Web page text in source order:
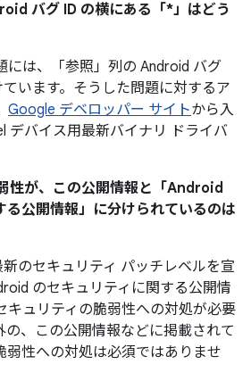
バグ ID の横にある「*」はどう
には、「参照」列の Android バグ
います。そうした問題に対するア
Google デベロッパー サイトから入
デバイス用最新バイナリ ドライバ
性が、この公開情報と「Android
る公開情報」に分けられているのは
のセキュリティ パッチレベルを宣
のセキュリティに関する公開情
キュリティの脆弱性への対処が必要
の、この公開情報などに掲載されて
弱性への対処は必須ではありませ